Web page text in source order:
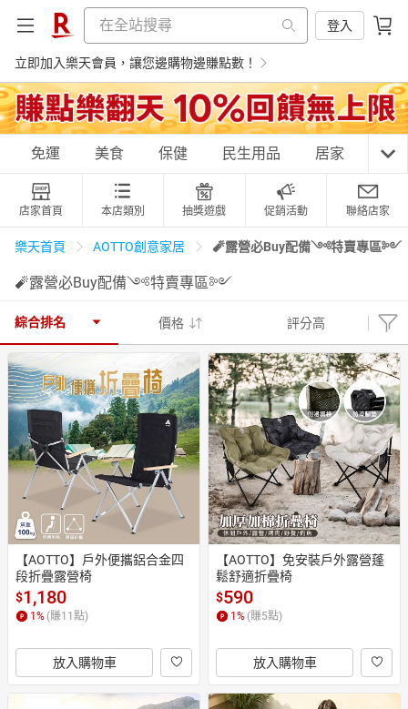
登入
立即加入樂天會員，讓您邊購物邊賺點數！
購物網分類
天天免運 美食蛋糕 養生保健 民生用品
居家生活 3C家電 親子玩具
女裝 男裝 化妝保養 情趣用品
日本購物 電子/紙本書
HOT
免運 美食 保健 民生用品 居家 3C
店家首頁 本店類別 抽獎遊戲 促銷活動 聯絡店家
樂天首頁 AOTTO創意家居 🧨露營必Buy配備༺特賣專區༻
🧨露營必Buy配備༺特賣專區༻
綜合排名 價格 評分高
【AOTTO】戶外便攜鋁合金四
段折疊露營椅
$1,180
1 % (賺11 點)
放入購物車
【AOTTO】免安裝戶外露營蓬
鬆舒適折疊椅
$590
1 % (賺5點)
放入購物車